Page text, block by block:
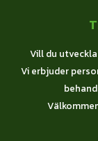
Vill du
Vi erbjuder